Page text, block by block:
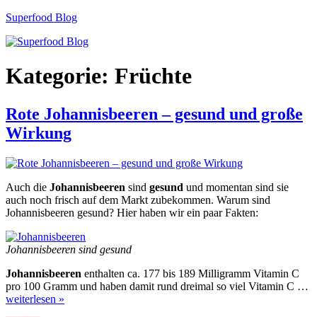
Zum
springen
Superfood Blog
Kategorie: Früchte
Rote Johannisbeeren – gesund und große
Wirkung
Auch die Johannisbeeren sind gesund und momentan sind sie
auch noch frisch auf dem Markt zubekommen. Warum sind
Johannisbeeren gesund? Hier haben wir ein paar Fakten:
Johannisbeeren sind gesund
Johannisbeeren enthalten ca. 177 bis 189 Milligramm Vitamin C
pro 100 Gramm und haben damit rund dreimal so viel Vitamin C …
weiterlesen »